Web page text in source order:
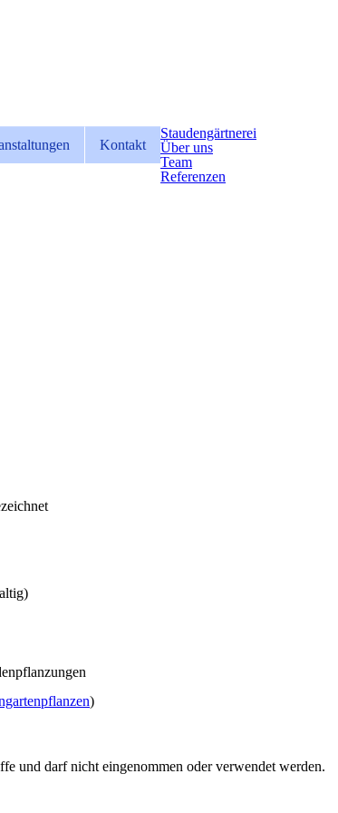
Kontakt
Staudengärtnerei
Über uns
Team
Referenzen
)
und darf nicht eingenommen oder verwendet werden.